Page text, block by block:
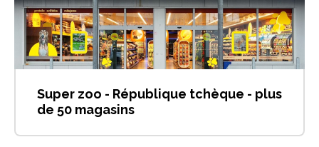
Super zoo - République tchèque - plus
de 50 magasins